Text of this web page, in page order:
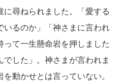
に尋ねられました。「愛する
いるのか」「神さまに言われ
て一生懸命岩を押しました
した」。神さまが言われま
動かせとは言っていない。